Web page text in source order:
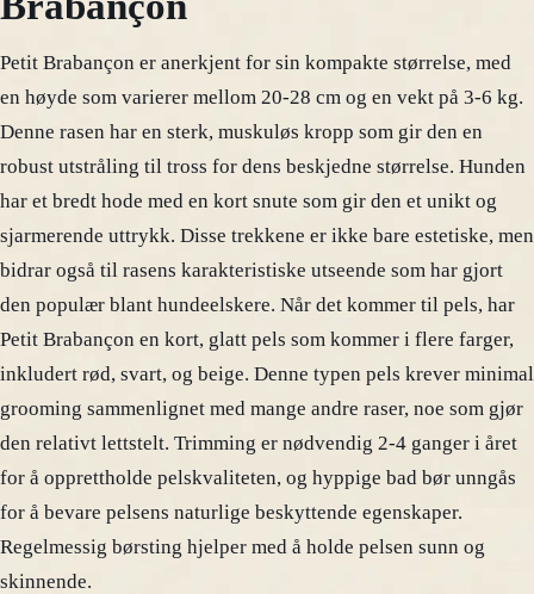
Petit Brabançon er anerkjent for sin kompakte størrelse, med
en høyde som varierer mellom 20-28 cm og en vekt på 3-6 kg.
Denne rasen har en sterk, muskuløs kropp som gir den en
robust utstråling til tross for dens beskjedne størrelse. Hunden
har et bredt hode med en kort snute som gir den et unikt og
sjarmerende uttrykk. Disse trekkene er ikke bare estetiske, men
bidrar også til rasens karakteristiske utseende som har gjort
den populær blant hundeelskere. Når det kommer til pels, har
Petit Brabançon en kort, glatt pels som kommer i flere farger,
inkludert rød, svart, og beige. Denne typen pels krever minimal
grooming sammenlignet med mange andre raser, noe som gjør
den relativt lettstelt. Trimming er nødvendig 2-4 ganger i året
for å opprettholde pelskvaliteten, og hyppige bad bør unngås
for å bevare pelsens naturlige beskyttende egenskaper.
Regelmessig børsting hjelper med å holde pelsen sunn og
skinnende.